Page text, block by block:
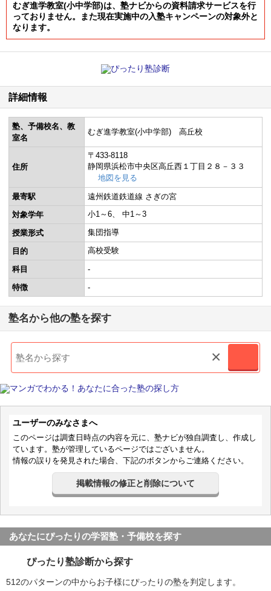
むぎ進学教室(小中学部)は、塾ナビからの資料請求サービスを行
っておりません。また現在実施中の入塾キャンペーンの対象外と
なります。
詳細情報
塾、予備校名、教
室名
むぎ進学教室(小中学部) 高丘校
住所
〒433-8118
静岡県浜松市中央区高丘西１丁目２８－３３
地図を見る
最寄駅
遠州鉄道鉄道線 さぎの宮
対象学年
小1～6 中1～3
授業形式 集団指導
目的 高校受験
科目
-
特徴
-
塾名から他の塾を探す
×
ユーザーのみなさまへ
このページは調査日時点の内容を元に、塾ナビが独自調査し、作成し
ています。塾が管理しているページではございません。
情報の誤りを発見された場合、下記のボタンからご連絡ください。
掲載情報の修正と削除について
あなたにぴったりの学習塾・予備校を探す
ぴったり塾診断から探す
512のパターンの中からお子様にぴったりの塾を判定します。